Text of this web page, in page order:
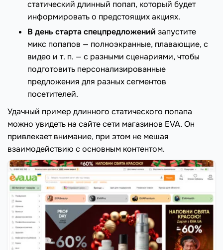
статический длинный попап, который будет
информировать о предстоящих акциях.
В день старта спецпредложений запустите
микс попапов — полноэкранные, плавающие, с
видео и т. п. — с разными сценариями, чтобы
подготовить персонализированные
предложения для разных сегментов
посетителей.
Удачный пример длинного статического попапа
можно увидеть на сайте сети магазинов EVA. Он
привлекает внимание, при этом не мешая
взаимодействию с основным контентом.